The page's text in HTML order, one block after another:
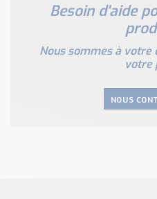
Besoin d'aide
Nous sommes à
votre
NOUS